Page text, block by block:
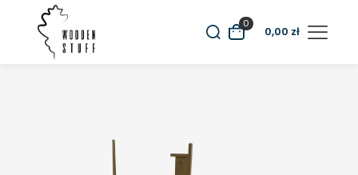
0
0,00 zł